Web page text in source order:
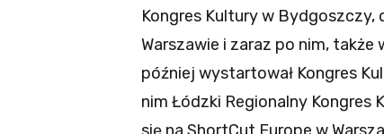
Kongres Kultury w Bydgoszczy,
Warszawie i zaraz po nim,
później wystartował Kongres
nim Łódzki Regionalny
się na ShortCut Europe w